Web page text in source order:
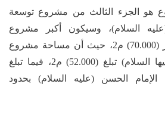
هو الجزء الثالث من مشروع توسعة
السلام)، وسيكون أكبر مشروع
بالتوسعة بمساحة تتجاوز (70.000) م2، حيث أن مساحة مشروع
صحن العقيلة زينب (عليها السلام) تبلغ (52.000) م2، فيما تبلغ
الحسن (عليه السلام) بحدود